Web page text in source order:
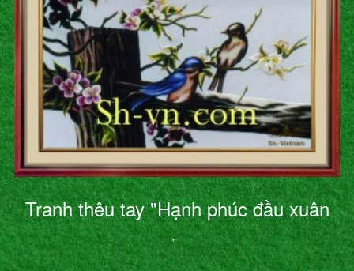
Tranh thêu tay "Hạnh phúc đầu xuân
"